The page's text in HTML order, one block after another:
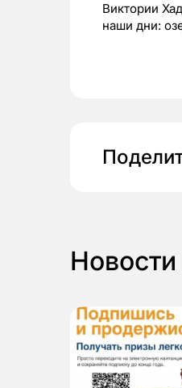
Виктории
наши дни: